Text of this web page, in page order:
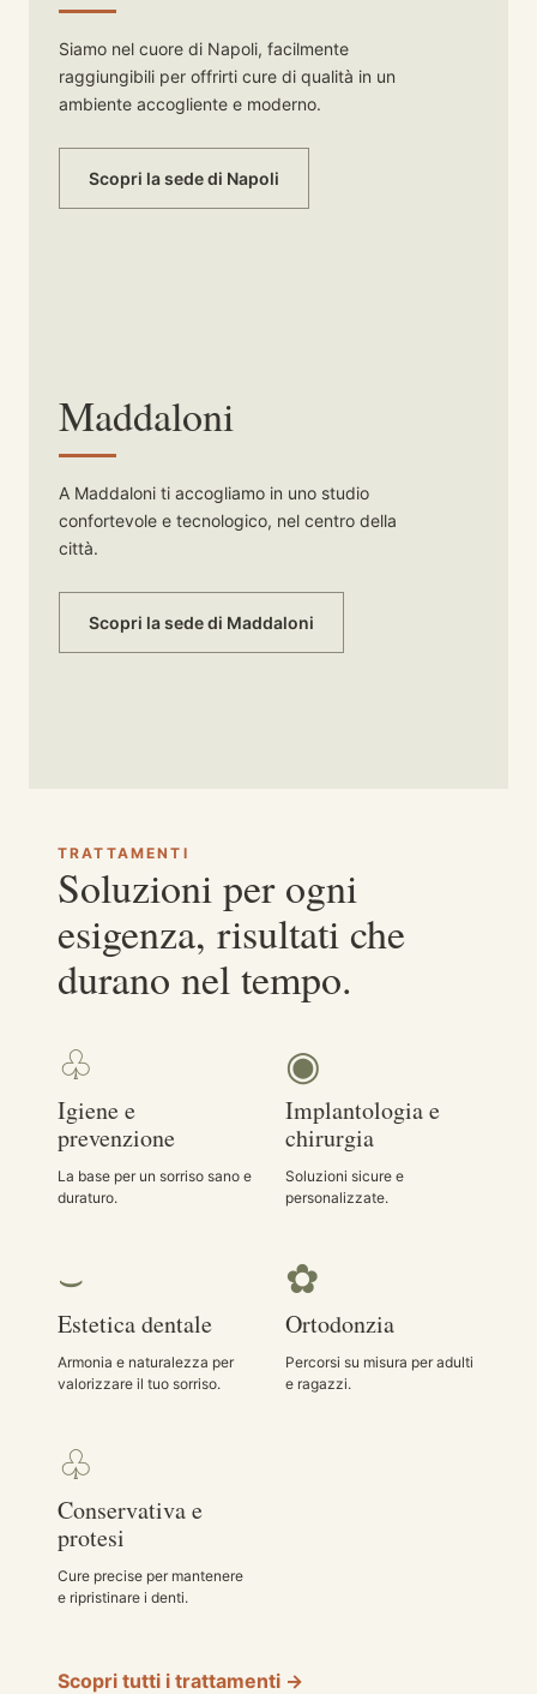
Siamo nel cuore di Napoli, facilmente
raggiungibili per offrirti cure di qualità in un
ambiente accogliente e moderno.
Scopri la sede di Napoli
Maddaloni
A Maddaloni ti accogliamo in uno studio
confortevole e tecnologico, nel centro della
città.
Scopri la sede di Maddaloni
TRATTAMENTI
Soluzioni per ogni
esigenza, risultati che
durano nel tempo.
♧
Igiene e
prevenzione
La base per un sorriso sano e
duraturo.
◉
Implantologia e
chirurgia
Soluzioni sicure e
personalizzate.
⌣
Estetica dentale
Armonia e naturalezza per
valorizzare il tuo sorriso.
✿
Ortodonzia
Percorsi su misura per adulti
e ragazzi.
♧
Conservativa e
protesi
Cure precise per mantenere
e ripristinare i denti.
Scopri tutti i trattamenti →